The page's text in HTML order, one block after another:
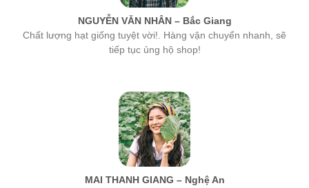
NGUYỄN VĂN NHÂN – Bắc Giang
Chất lượng hạt giống tuyệt vời!. Hàng vận chuyển nhanh, sẽ
tiếp tục ủng hộ shop!
MAI THANH GIANG – Nghệ An